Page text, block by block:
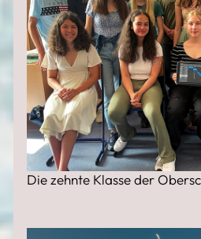
Die zehnte Klasse der